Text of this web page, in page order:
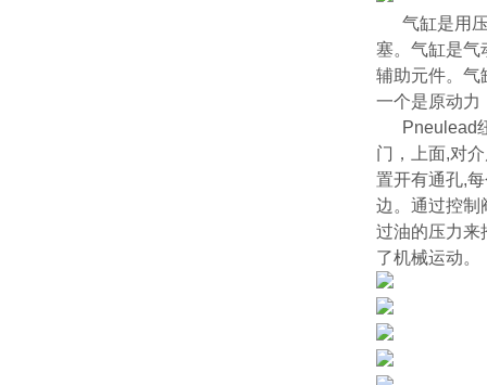
气缸是用
塞。气缸是气
辅助元件。气
一个是原动力
Pneulead
门，上面,对
置开有通孔,
边。通过控制
过油的压力来
了机械运动。